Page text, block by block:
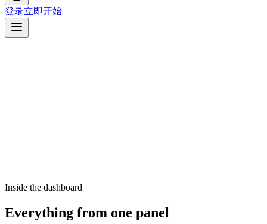
登录立即开始
Inside the dashboard
Everything from one panel